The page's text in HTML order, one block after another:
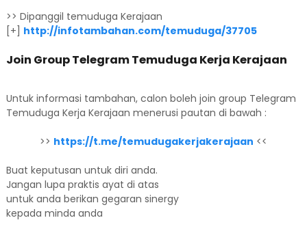
>> Dipanggil temuduga Kerajaan
[+] http://infotambahan.com/temuduga/37705
Join Group Telegram Temuduga Kerja Kerajaan
Untuk informasi tambahan, calon boleh join group Telegram
Temuduga Kerja Kerajaan menerusi pautan di bawah :
>> https://t.me/temudugakerjakerajaan <<
Buat keputusan untuk diri anda.
Jangan lupa praktis ayat di atas
untuk anda berikan gegaran sinergy
kepada minda anda